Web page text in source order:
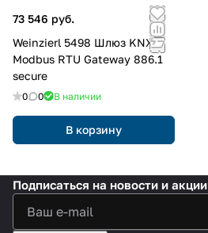
73 546 руб.
Weinzierl 5498 Шлюз KNX
Modbus RTU Gateway 886.1
secure
0 0 В наличии
В корзину
Подписаться на новости и акции